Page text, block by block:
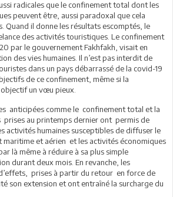
radicales que le confinement total dont les
peuvent être, aussi paradoxal que cela
Quand il donne les résultats escomptés, le
des activités touristiques. Le confinement
par le gouvernement Fakhfakh, visait en
des vies humaines. Il n’est pas interdit de
dans un pays débarrassé de la covid-19
de ce confinement, même si la
un vœu pieux.
anticipées comme le confinement total et la
au printemps dernier ont permis de
activités humaines susceptibles de diffuser le
maritime et aérien et les activités économiques
là même à réduire à sa plus simple
durant deux mois. En revanche, les
prises à partir du retour en force de
son extension et ont entraîné la surcharge du